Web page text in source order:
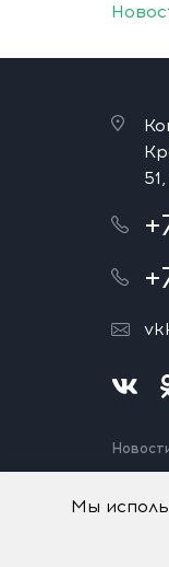
Нашли
Мы